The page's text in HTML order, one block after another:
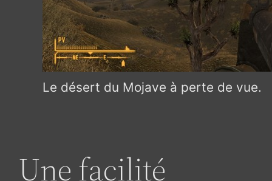
Le désert du Mojave à perte de vue.
Une facilité